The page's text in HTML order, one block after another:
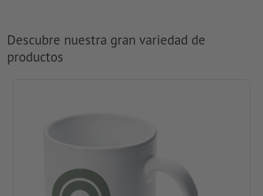
Descubre nuestra gran variedad de
productos